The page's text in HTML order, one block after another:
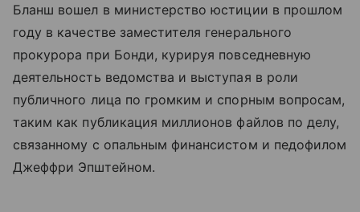
Бланш вошел в министерство юстиции в прошлом
году в качестве заместителя генерального
прокурора при Бонди, курируя повседневную
деятельность ведомства и выступая в роли
публичного лица по громким и спорным вопросам,
таким как публикация миллионов файлов по делу,
связанному с опальным финансистом и педофилом
Джеффри Эпштейном.